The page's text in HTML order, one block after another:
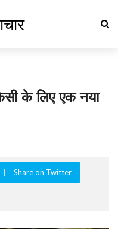
के लिए एक नया
Share on Twitter